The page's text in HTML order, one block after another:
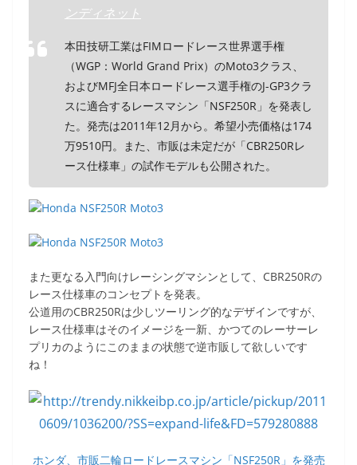
ンディネット
本田技研工業はFIMロードレース世界選手権
（WGP：World Grand Prix）のMoto3クラス、
およびMFJ全日本ロードレース選手権のJ-GP3クラ
スに適合するレースマシン「NSF250R」を発表し
た。発売は2011年12月から。希望小売価格は174
万9510円。また、市販は未定だが「CBR250Rレ
ース仕様車」の試作モデルも公開された。
また更なる入門向けレーシングマシンとして、CBR250Rの
レース仕様車のコンセプトを発表。
公道用のCBR250Rは少しツーリング的なデザインですが、
レース仕様車はそのイメージを一新、かつてのレーサーレ
プリカのようにこのままの状態で逆市販して欲しいです
ね！
ホンダ、市販二輪ロードレースマシン「NSF250R」を発売